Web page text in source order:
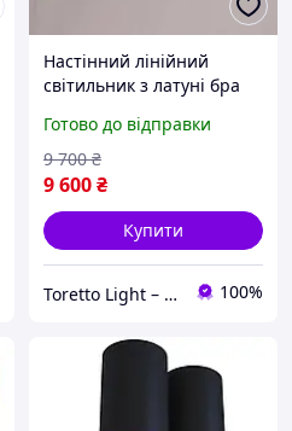
Настінний лінійний
світильник з латуні бра
картин 67см Золотий
Готово до відправки
9 600₴
9 700 ₴
Купити
Toretto Light – Освітлення та електротовари 100%